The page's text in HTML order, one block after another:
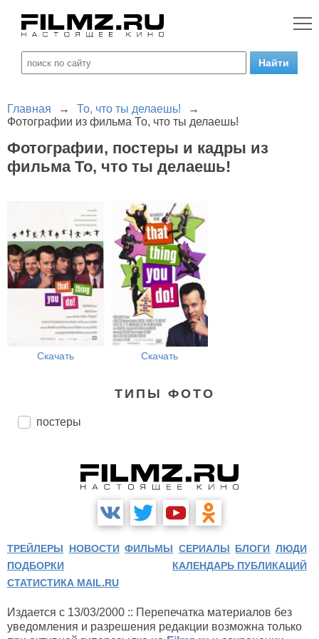
Главная → То, что ты делаешь!
→
Фотографии из фильма То, что ты делаешь!
Фотографии, постеры и кадры из
фильма То, что ты делаешь!
Скачать Скачать
ТИПЫ ФОТО
постеры
ТРЕЙЛЕРЫ НОВОСТИ ФИЛЬМЫ СЕРИАЛЫ БЛОГИ ЛЮДИ
ПОДБОРКИ
КАЛЕНДАРЬ ПУБЛИКАЦИЙ
СТАТИСТИКА MAIL.RU
Издается с 13/03/2000 :: Перепечатка материалов без
уведомления и разрешения редакции возможна только